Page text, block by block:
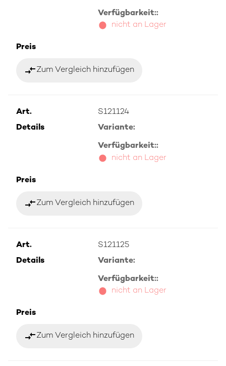
Verfügbarkeit::
nicht an Lager
Preis
compare_arrowsZum Vergleich hinzufügen
Art.
S121124
Details
Variante:
Verfügbarkeit::
nicht an Lager
Preis
compare_arrowsZum Vergleich hinzufügen
Art.
S121125
Details
Variante:
Verfügbarkeit::
nicht an Lager
Preis
compare_arrowsZum Vergleich hinzufügen